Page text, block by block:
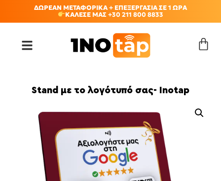
ΔΩΡΕΑΝ ΜΕΤΑΦΟΡΙΚΑ + ΕΠΕΞΕΡΓΑΣΙΑ ΣΕ 1 ΩΡΑ
ΚΑΛΕΣΕ ΜΑΣ +30 211 800 8833
Stand με το λογότυπό σας- Inotap